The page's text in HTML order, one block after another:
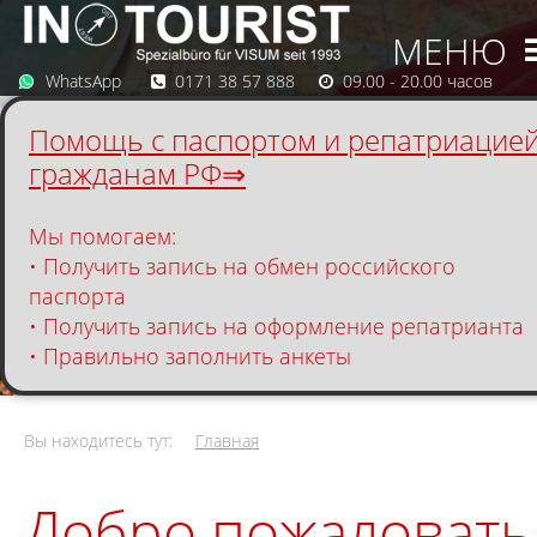
Помощь с паспортом и
гражданам РФ⇒
Мы помогаем:
• Получить запись на обмен российского
паспорта
• Получить запись на оформление репатрианта
• Правильно заполнить анкеты
курортах Европы: от отелей до лечебных
WhatsApp 0171 38 57 888 09.00 - 20.00 часов
МЕНЮ
Вы находитесь тут: Главная